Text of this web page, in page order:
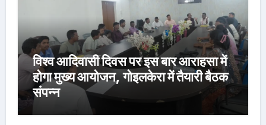
विश्व आदिवासी दिवस पर इस बार आराहसा में
होगा मुख्य आयोजन, गोइलकेरा में तैयारी बैठक
संपन्न